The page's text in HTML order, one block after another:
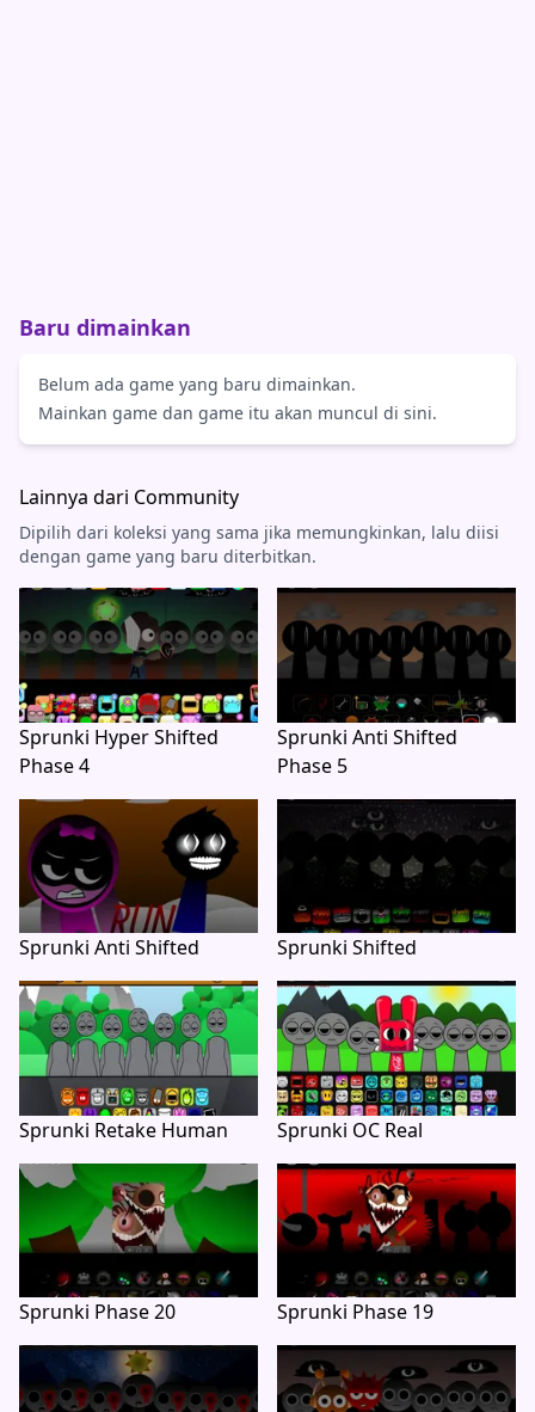
Baru dimainkan
Belum ada game yang baru dimainkan.
Mainkan game dan game itu akan muncul di sini.
Lainnya dari Community
Dipilih dari koleksi yang sama jika memungkinkan, lalu diisi
dengan game yang baru diterbitkan.
Sprunki Hyper Shifted
Phase 4
Sprunki Anti Shifted
Phase 5
Sprunki Anti Shifted Sprunki Shifted
Sprunki Retake Human Sprunki OC Real
Sprunki Phase 20 Sprunki Phase 19